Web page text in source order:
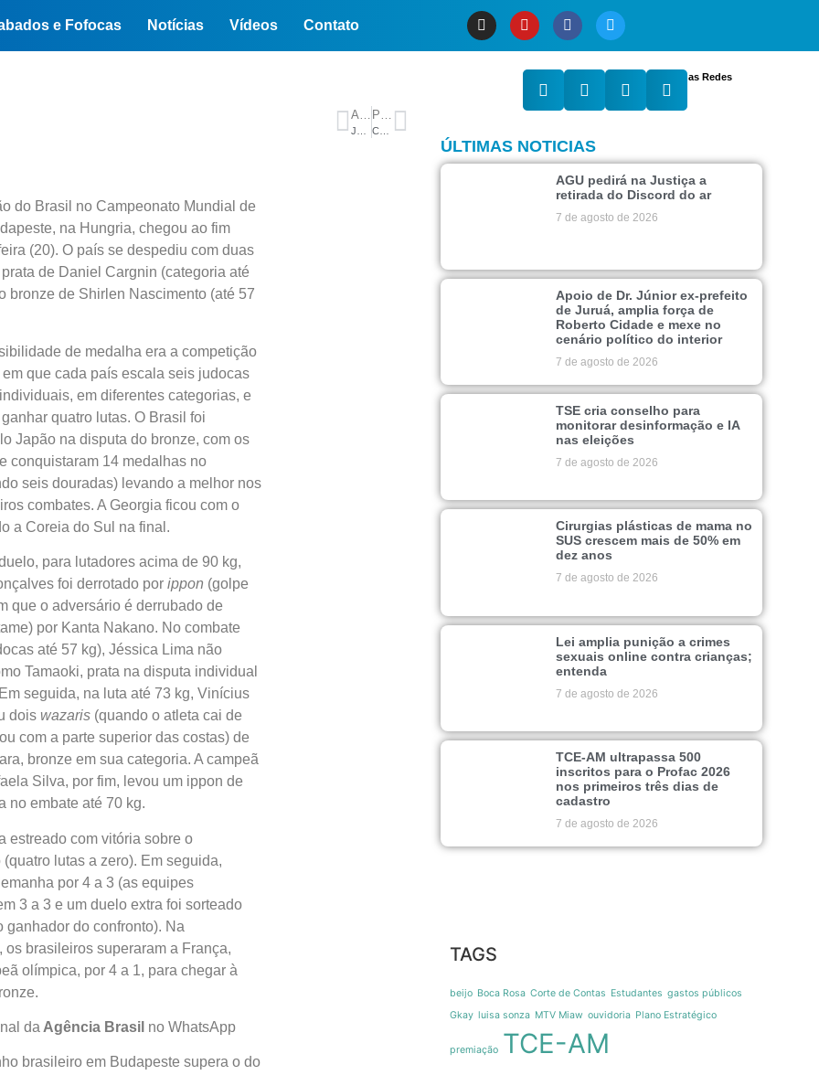
e Fofocas Notícias Vídeos Contato
do Brasil no Campeonato Mundial de
na Hungria, chegou ao fim
(20). O país se despediu com duas
de Daniel Cargnin (categoria até
bronze de Shirlen Nascimento (até 57
de medalha era a competição
que cada país escala seis judocas
em diferentes categorias, e
quatro lutas. O Brasil foi
Japão na disputa do bronze, com os
conquistaram 14 medalhas no
seis douradas) levando a melhor nos
combates. A Georgia ficou com o
a Coreia do Sul na final.
para lutadores acima de 90 kg,
foi derrotado por ippon (golpe
que o adversário é derrubado de
por Kanta Nakano. No combate
até 57 kg), Jéssica Lima não
Tamaoki, prata na disputa individual
seguida, na luta até 73 kg, Vinícius
dois wazaris(quando o atleta cai de
com a parte superior das costas) de
bronze em sua categoria. A campeã
Silva, por fim, levou um ippon de
no embate até 70 kg.
estreado com vitória sobre o
lutas a zero). Em seguida,
por 4 a 3 (as equipes
3 a 3 e um duelo extra foi sorteado
ganhador do confronto). Na
os brasileiros superaram a França,
olímpica, por 4 a 1, para chegar à
da Agência Brasil no WhatsApp
brasileiro em Budapeste supera o do
ANTERIOR PRÓXIMO
Compartilhe nas Redes
ÚLTIMAS NOTICIAS
AGU pedirá na Justiça a
retirada do Discord do ar
7 de agosto de 2026
Apoio de Dr. Júnior ex-prefeito
de Juruá, amplia força de
Roberto Cidade e mexe no
cenário político do interior
7 de agosto de 2026
TSE cria conselho para
monitorar desinformação e IA
nas eleições
7 de agosto de 2026
Cirurgias plásticas de mama no
SUS crescem mais de 50% em
dez anos
7 de agosto de 2026
Lei amplia punição a crimes
sexuais online contra crianças;
entenda
7 de agosto de 2026
TCE-AM ultrapassa 500
inscritos para o Profac 2026
nos primeiros três dias de
cadastro
7 de agosto de 2026
TAGS
beijo Boca Rosa Corte de Contas Estudantes gastos públicos
Gkay luisa sonza MTV Miaw ouvidoria Plano Estratégico
premiação TCE-AM